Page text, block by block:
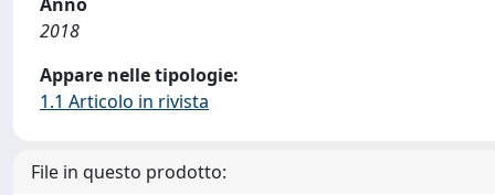
2018
Appare nelle tipologie:
1.1 Articolo in rivista
File in questo prodotto: